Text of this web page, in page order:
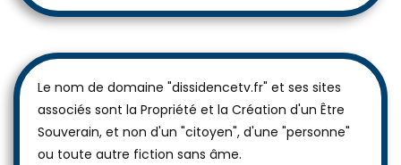
Le nom de domaine "dissidencetv.fr" et ses sites
associés sont la Propriété et la Création d'un Être
Souverain, et non d'un "citoyen", d'une "personne"
ou toute autre fiction sans âme.